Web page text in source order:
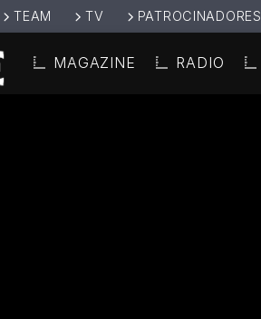
TEAM TV PATROCINADORES
MAGAZINE RADIO